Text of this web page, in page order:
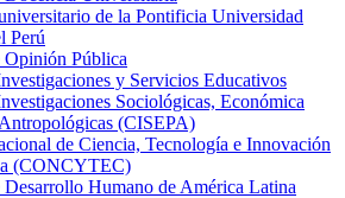
de la Pontificia Universidad
Perú
Opinión Pública
y Servicios Educativos
Sociológicas, Económica
(CISEPA)
de Ciencia, Tecnología e Innovación
(CONCYTEC)
Desarrollo Humano de América Latina